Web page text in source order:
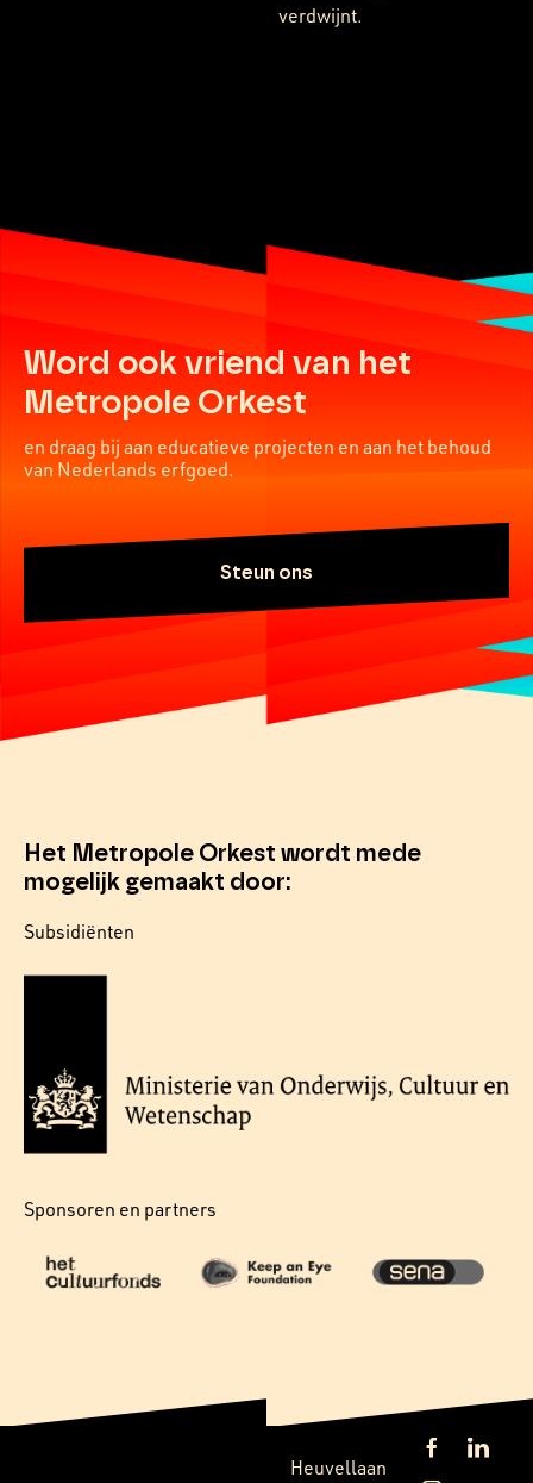
verdwijnt.
Word ook vriend van het
Metropole Orkest
en draag bij aan educatieve projecten en aan het behoud
van Nederlands erfgoed.
Steun ons
Het Metropole Orkest wordt mede
mogelijk gemaakt door:
Subsidiënten
Sponsoren en partners
Heuvellaan